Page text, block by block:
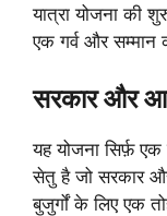
यात्रा योजना की
एक गर्व और सम्मान
सरकार और
यह योजना सिर्फ़
सेतु है जो सरकार
बुजुर्गों के लिए एक